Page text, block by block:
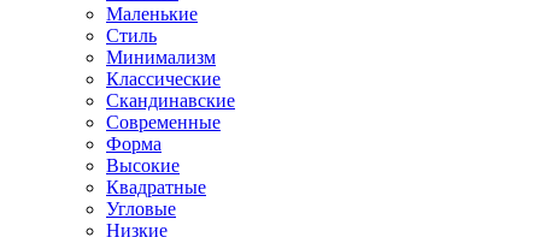
Маленькие
Стиль
Минимализм
Классические
Скандинавские
Современные
Форма
Высокие
Квадратные
Угловые
Низкие